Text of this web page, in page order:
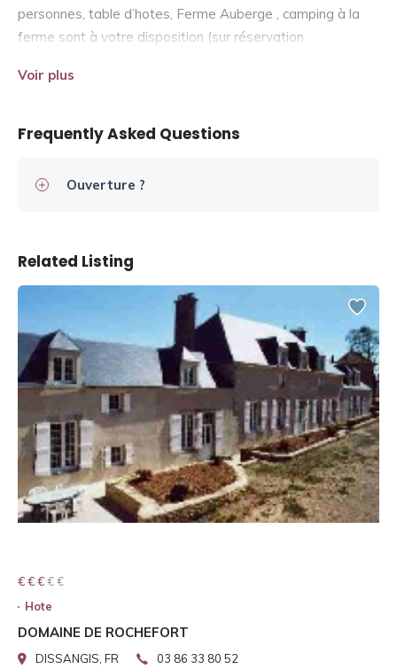
personnes, table d’hotes, Ferme Auberge , camping à la
ferme sont à votre disposition (sur réservation
accueillent.
Voir plus
Frequently Asked Questions
Ouverture ?
Related Listing
€ € € € €
€ € €
Hote
DOMAINE DE ROCHEFORT
DISSANGIS, FR 03 86 33 80 52